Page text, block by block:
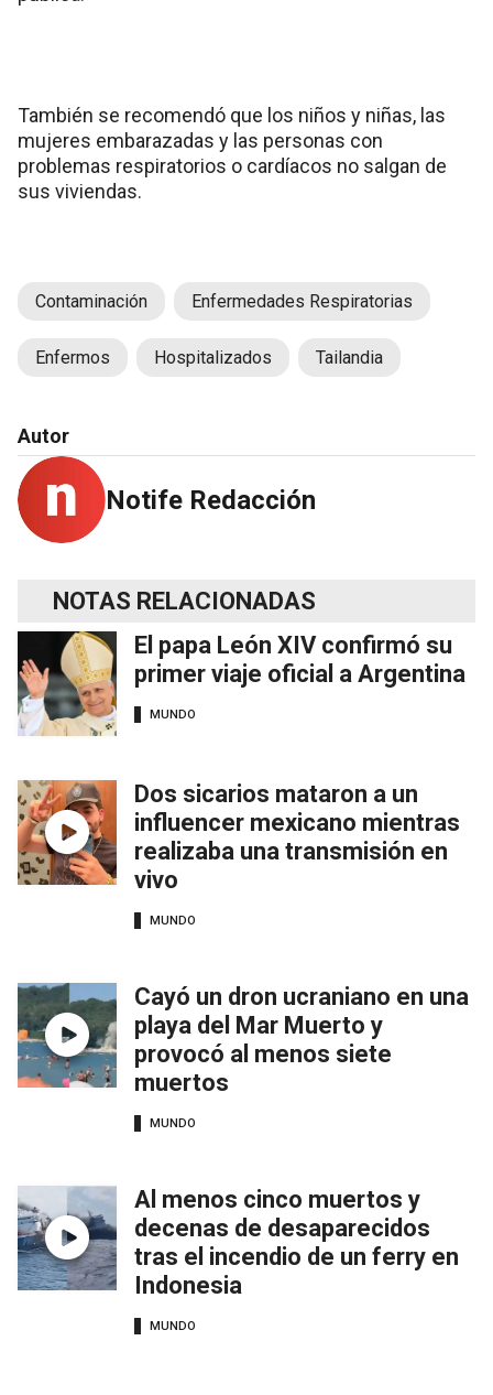
También se recomendó que los niños y niñas, las
mujeres embarazadas y las personas con
problemas respiratorios o cardíacos no salgan de
sus viviendas.
Contaminación Enfermedades Respiratorias
Enfermos Hospitalizados Tailandia
Autor
Notife Redacción
NOTAS RELACIONADAS
El papa León XIV confirmó su
primer viaje oficial a Argentina
MUNDO
Dos sicarios mataron a un
influencer mexicano mientras
realizaba una transmisión en
vivo
MUNDO
Cayó un dron ucraniano en una
playa del Mar Muerto y
provocó al menos siete
muertos
MUNDO
Al menos cinco muertos y
decenas de desaparecidos
tras el incendio de un ferry en
Indonesia
MUNDO